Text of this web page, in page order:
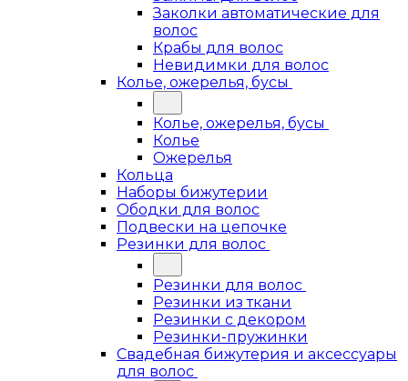
Заколки автоматические для
волос
Крабы для волос
Невидимки для волос
Колье, ожерелья, бусы
Колье, ожерелья, бусы
Колье
Ожерелья
Кольца
Наборы бижутерии
Ободки для волос
Подвески на цепочке
Резинки для волос
Резинки для волос
Резинки из ткани
Резинки с декором
Резинки-пружинки
Свадебная бижутерия и аксессуары
для волос